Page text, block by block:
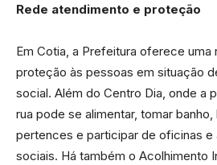
Rede atendimento e proteção
Em Cotia, a Prefeitura oferece
proteção às pessoas em situação
social. Além do Centro Dia, onde a
rua pode se alimentar, tomar banho,
pertences e participar de oficinas
sociais. Há também o Acolhimento